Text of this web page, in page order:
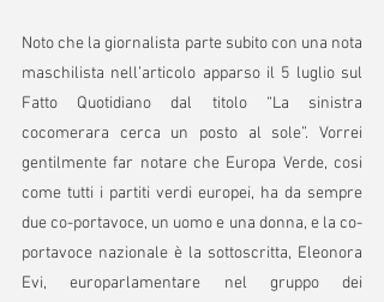
Noto che la giornalista parte subito con una nota
maschilista nell’articolo apparso il 5 luglio sul
Fatto Quotidiano dal titolo “La sinistra
cocomerara cerca un posto al sole”. Vorrei
gentilmente far notare che Europa Verde, cosi
come tutti i partiti verdi europei, ha da sempre
due co-portavoce, un uomo e una donna, e la co-
portavoce nazionale è la sottoscritta, Eleonora
Evi, europarlamentare nel gruppo dei